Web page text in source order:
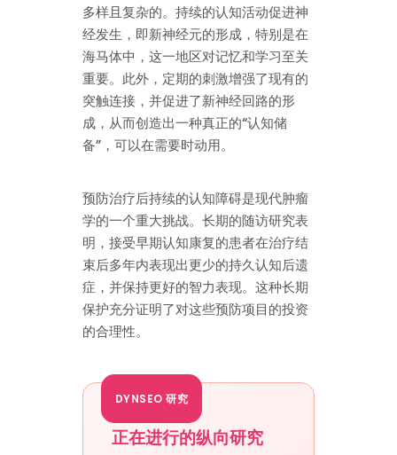
多样且复杂的。持续的认知活动促进神
经发生，即新神经元的形成，特别是在
海马体中，这一地区对记忆和学习至关
重要。此外，定期的刺激增强了现有的
突触连接，并促进了新神经回路的形
成，从而创造出一种真正的“认知储
备”，可以在需要时动用。
预防治疗后持续的认知障碍是现代肿瘤
学的一个重大挑战。长期的随访研究表
明，接受早期认知康复的患者在治疗结
束后多年内表现出更少的持久认知后遗
症，并保持更好的智力表现。这种长期
保护充分证明了对这些预防项目的投资
的合理性。
DYNSEO 研究
正在进行的纵向研究